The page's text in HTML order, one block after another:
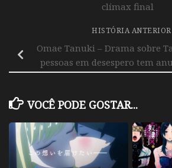
clímax final
HISTÓRIA ANTERIOR
Omae Tanuki – Drama sobre
pessoas em desespero tem
VOCÊ PODE GOSTAR...